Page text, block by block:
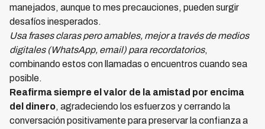
manejados, aunque to mes precauciones, pueden surgir
desafíos inesperados.
Usa frases claras pero amables, mejor a través de medios
digitales (WhatsApp, email) para recordatorios,
combinando estos con llamadas o encuentros cuando sea
posible.
Reafirma siempre el valor de la amistad por encima
del dinero, agradeciendo los esfuerzos y cerrando la
conversación positivamente para preservar la confianza a